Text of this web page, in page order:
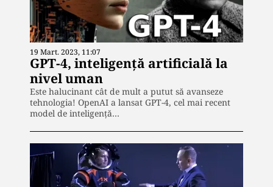
19 Mart. 2023, 11:07
GPT-4, inteligență artificială la
nivel uman
Este halucinant cât de mult a putut să avanseze
tehnologia! OpenAI a lansat GPT-4, cel mai recent
model de inteligență…